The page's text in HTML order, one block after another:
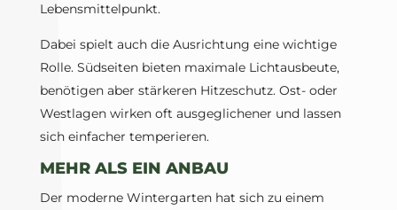
Lebensmittelpunkt.
Dabei spielt auch die Ausrichtung eine wichtige
Rolle. Südseiten bieten maximale Lichtausbeute,
benötigen aber stärkeren Hitzeschutz. Ost- oder
Westlagen wirken oft ausgeglichener und lassen
sich einfacher temperieren.
MEHR ALS EIN ANBAU
Der moderne Wintergarten hat sich zu einem